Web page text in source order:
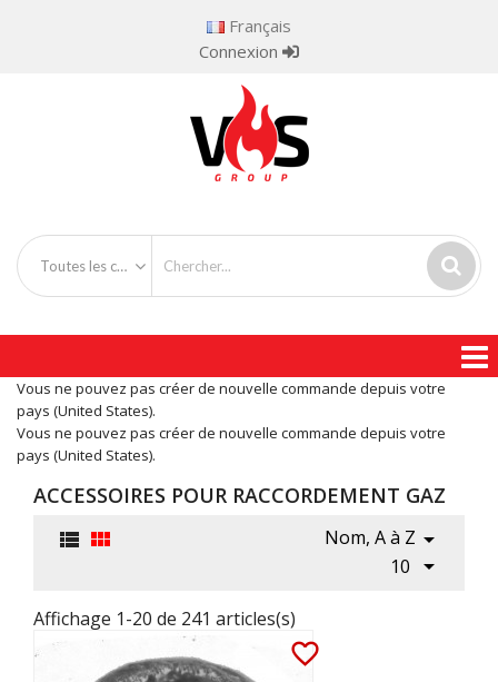
Français
Connexion
Toutes les catégories
Vous ne pouvez pas créer de nouvelle commande depuis votre
pays (United States).
Vous ne pouvez pas créer de nouvelle commande depuis votre
pays (United States).
ACCESSOIRES POUR RACCORDEMENT GAZ
  Nom, A à Z 
10 
Affichage 1-20 de 241 articles(s)
favorite_border